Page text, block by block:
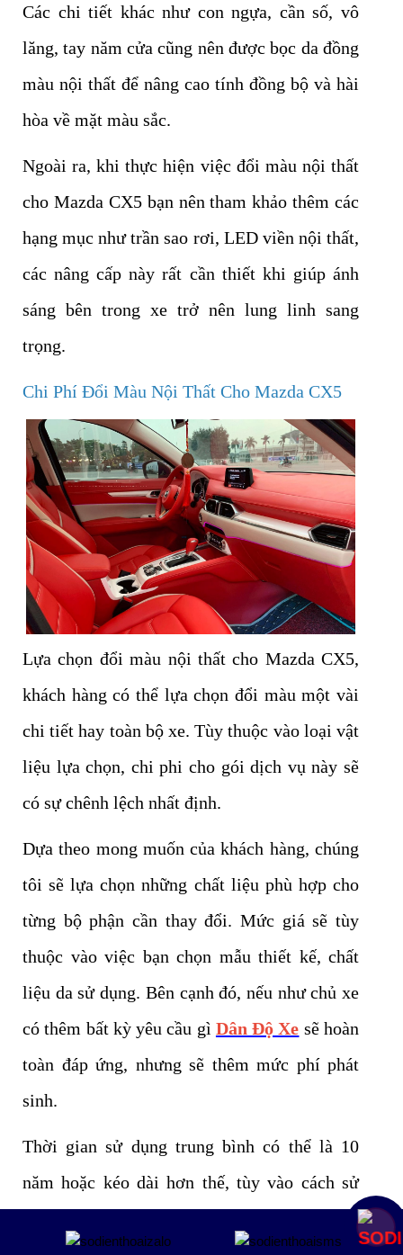
Các chi tiết khác như con ngựa, cần số, vô
lăng, tay năm cửa cũng nên được bọc da đồng
màu nội thất để nâng cao tính đồng bộ và hài
hòa về mặt màu sắc.
Ngoài ra, khi thực hiện việc đổi màu nội thất
cho Mazda CX5 bạn nên tham khảo thêm các
hạng mục như trần sao rơi, LED viền nội thất,
các nâng cấp này rất cần thiết khi giúp ánh
sáng bên trong xe trở nên lung linh sang
trọng.
Chi Phí Đổi Màu Nội Thất Cho Mazda CX5
Lựa chọn đổi màu nội thất cho Mazda CX5,
khách hàng có thể lựa chọn đổi màu một vài
chi tiết hay toàn bộ xe. Tùy thuộc vào loại vật
liệu lựa chọn, chi phi cho gói dịch vụ này sẽ
có sự chênh lệch nhất định.
Dựa theo mong muốn của khách hàng, chúng
tôi sẽ lựa chọn những chất liệu phù hợp cho
từng bộ phận cần thay đổi. Mức giá sẽ tùy
thuộc vào việc bạn chọn mẫu thiết kế, chất
liệu da sử dụng. Bên cạnh đó, nếu như chủ xe
có thêm bất kỳ yêu cầu gì Dân Độ Xe sẽ hoàn
toàn đáp ứng, nhưng sẽ thêm mức phí phát
sinh.
Thời gian sử dụng trung bình có thể là 10
năm hoặc kéo dài hơn thế, tùy vào cách sử
dụng của người dùng. Thời gian đổi màu nội
Mua ngay